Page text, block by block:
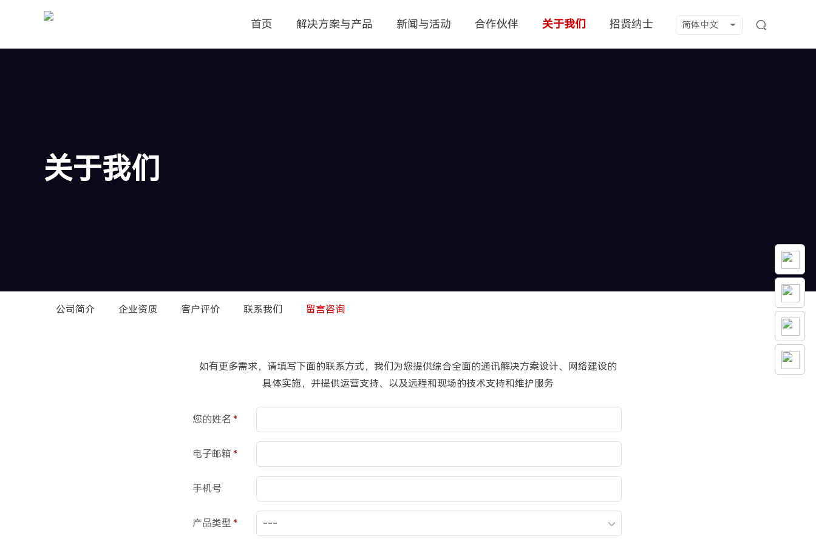
关于我们
公司简介 企业资质 客户评价 联系我们 留言咨询
如有更多需求，请填写下面的联系方式， 我们为您提供综合全面的通讯解决方案设计、网络建设的
具体实施，并提供运营支持、以及远程和现场的技术支持和维护服务
您的姓名 *
电子邮箱 *
手机号
产品类型 * ---
首页 解决方案与产品 新闻与活动 合作伙伴 关于我们 招贤纳士 简体中文